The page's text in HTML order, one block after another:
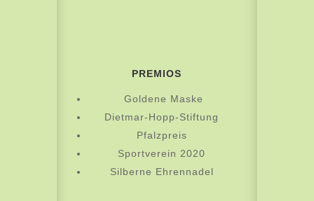
PREMIOS
Goldene Maske
Dietmar-Hopp-Stiftung
Pfalzpreis
Sportverein 2020
Silberne Ehrennadel